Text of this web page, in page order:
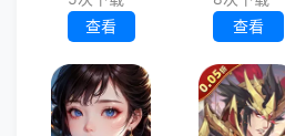
查看
查看